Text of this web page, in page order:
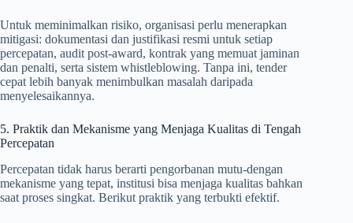
Untuk meminimalkan risiko, organisasi perlu menerapkan
mitigasi: dokumentasi dan justifikasi resmi untuk setiap
percepatan, audit post-award, kontrak yang memuat jaminan
dan penalti, serta sistem whistleblowing. Tanpa ini, tender
cepat lebih banyak menimbulkan masalah daripada
menyelesaikannya.
5. Praktik dan Mekanisme yang Menjaga Kualitas di Tengah
Percepatan
Percepatan tidak harus berarti pengorbanan mutu-dengan
mekanisme yang tepat, institusi bisa menjaga kualitas bahkan
saat proses singkat. Berikut praktik yang terbukti efektif.